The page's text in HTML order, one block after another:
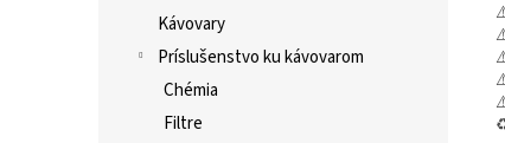
Kávovary
Príslušenstvo ku kávovarom
Chémia
Filtre